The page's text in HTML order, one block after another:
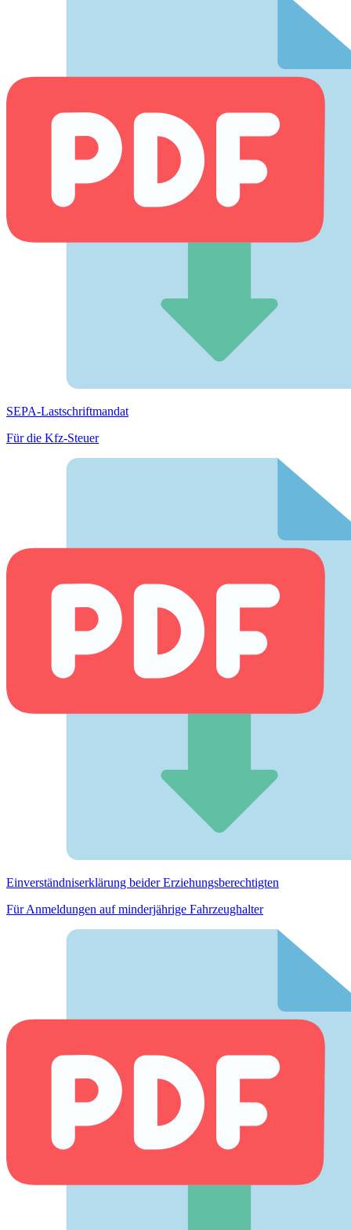
SEPA-Lastschriftmandat
Für die Kfz-Steuer
Einverständnis­erklärung beider Erziehungs­berechtigten
Für Anmeldungen auf minderjährige Fahrzeughalter